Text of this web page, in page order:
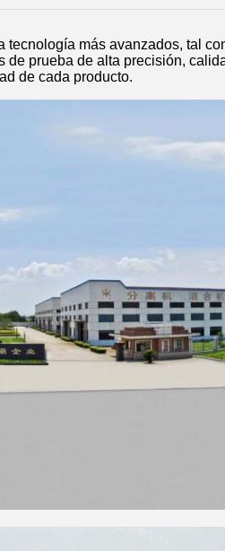
tecnología más avanzados, tal
de prueba de alta precisión,
de cada producto.